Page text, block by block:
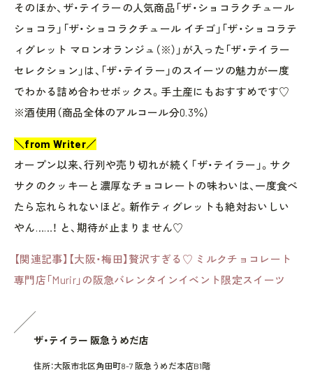
そのほか、ザ・テイラーの人気商品「ザ・ショコラクチュール
ショコラ」「ザ・ショコラクチュール イチゴ」「ザ・ショコラテ
ィグレット マロンオランジュ（※）」が入った「ザ・テイラー
セレクション」は、「ザ・テイラー」のスイーツの魅力が一度
でわかる詰め合わせボックス。手土産にもおすすめです♡
※酒使用（商品全体のアルコール分0.3％）
＼from Writer／
オープン以来、行列や売り切れが続く「ザ・テイラー」。サク
サクのクッキーと濃厚なチョコレートの味わいは、一度食べ
たら忘れられないほど。新作ティグレットも絶対おいしい
やん……！ と、期待が止まりません♡
【関連記事】【大阪・梅田】贅沢すぎる♡ ミルクチョコレート
専門店「Murir」の阪急バレンタインイベント限定スイーツ
ザ・テイラー 阪急うめだ店
住所：大阪市北区角田町8-7 阪急うめだ本店B1階